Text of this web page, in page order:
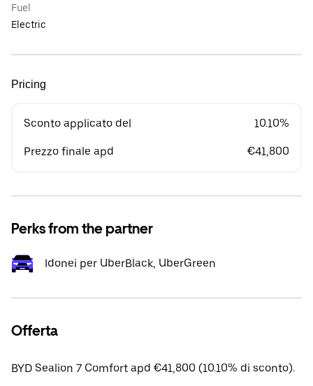
Fuel
Electric
Pricing
Sconto applicato del 10.10%
Prezzo finale apd €41,800
Perks from the partner
Idonei per UberBlack, UberGreen
Offerta
BYD Sealion 7 Comfort apd €41,800 (10.10% di sconto).